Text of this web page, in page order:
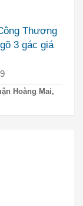
Thượng
3 gác giá
Hoàng Mai,